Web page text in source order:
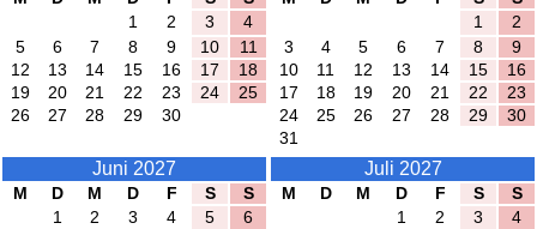
1
2 3
4
5
6 7 8 9 10
11
12
13 14 15 16 17
18
19
20 21 22 23 24
25
26
27 28 29 30
1
2
3
4 5 6 7 8
9
10
11 12 13 14 15
16
17
18 19 20 21 22
23
24
25 26 27 28 29
30
31
Juni 2027
M D M D F S
S
1
2 3 4 5
6
Juli 2027
M D M D F S
S
1
2 3
4